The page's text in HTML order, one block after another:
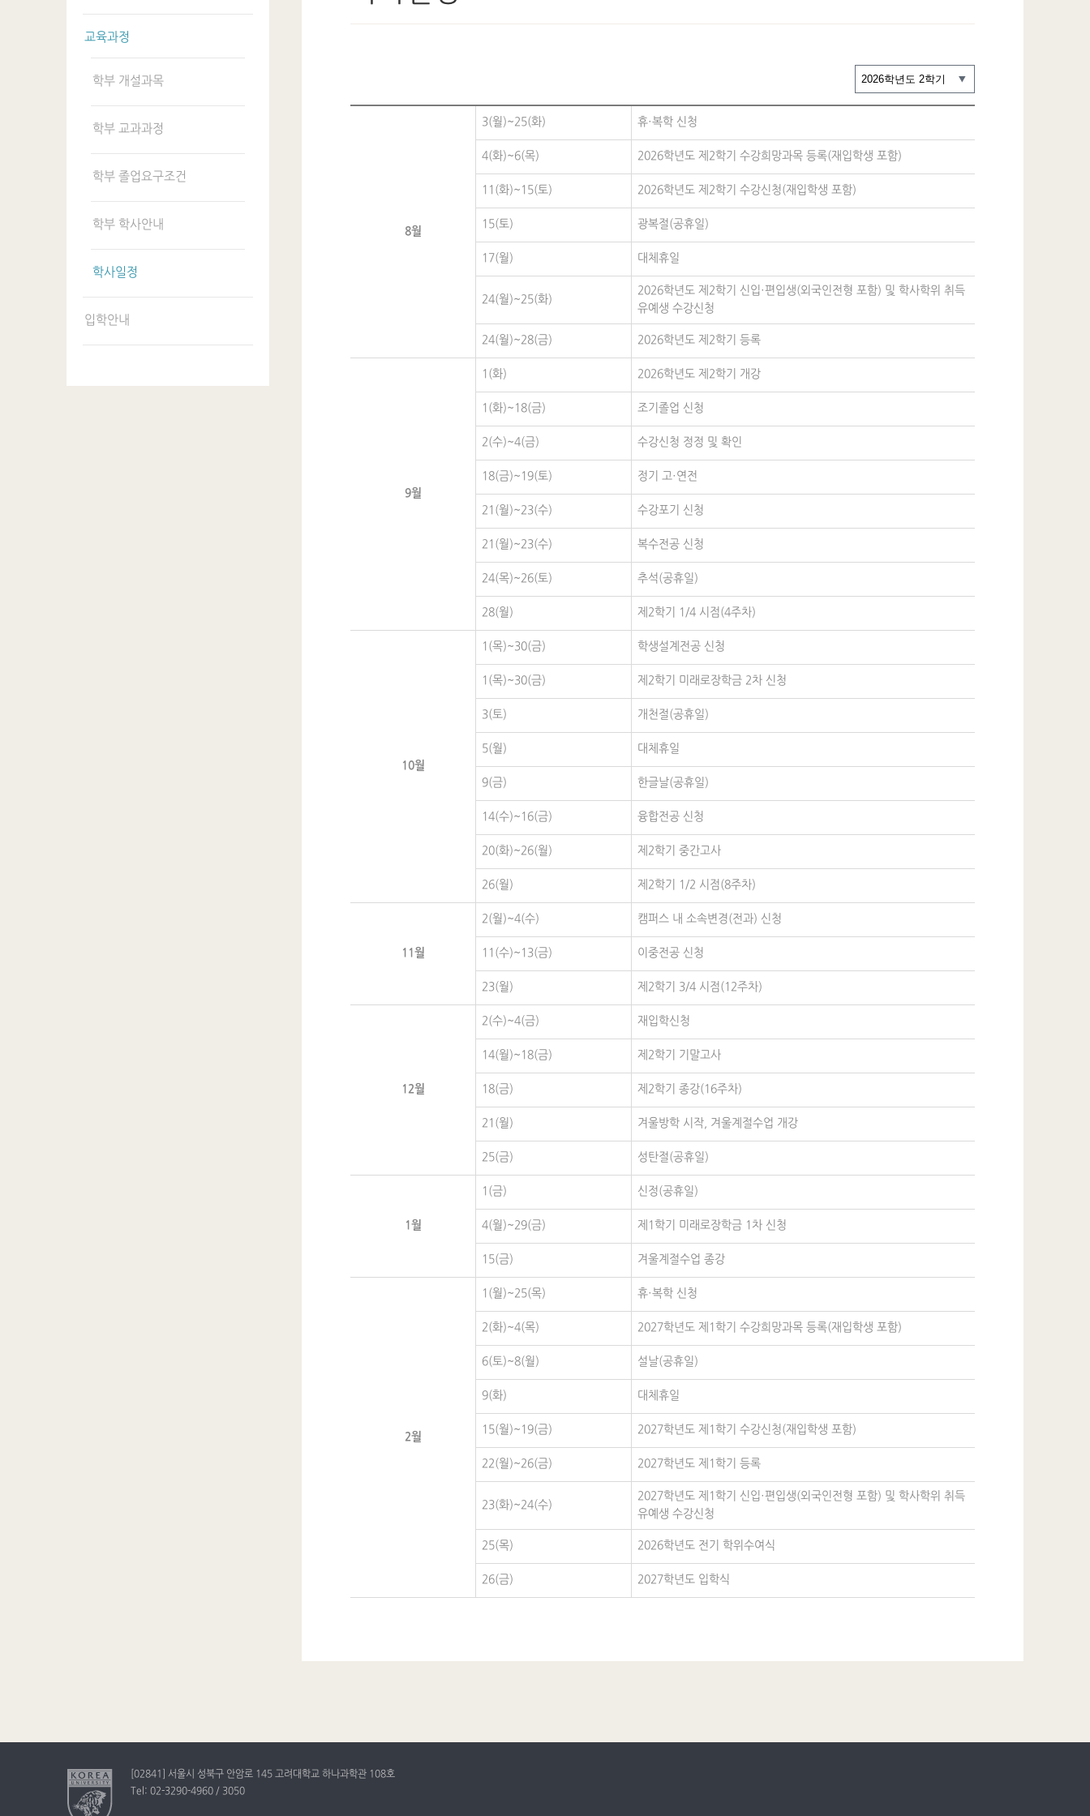
교육과정
학부 개설과목
학부 교과과정
학부 졸업요구조건
학부 학사안내
학사일정
입학안내
8월
3(월)~25(화) 휴·복학 신청
4(화)~6(목) 2026학년도 제2학기 수강희망과목 등록(재입학생 포함)
11(화)~15(토) 2026학년도 제2학기 수강신청(재입학생 포함)
15(토) 광복절(공휴일)
17(월) 대체휴일
24(월)~25(화)
2026학년도 제2학기 신입·편입생(외국인전형 포함) 및 학사학위 취득
유예생 수강신청
24(월)~28(금) 2026학년도 제2학기 등록
9월
1(화) 2026학년도 제2학기 개강
1(화)~18(금) 조기졸업 신청
2(수)~4(금) 수강신청 정정 및 확인
18(금)~19(토) 정기 고·연전
21(월)~23(수) 수강포기 신청
21(월)~23(수) 복수전공 신청
24(목)~26(토) 추석(공휴일)
28(월) 제2학기 1/4 시점(4주차)
10월
1(목)~30(금) 학생설계전공 신청
1(목)~30(금) 제2학기 미래로장학금 2차 신청
3(토) 개천절(공휴일)
5(월) 대체휴일
9(금) 한글날(공휴일)
14(수)~16(금) 융합전공 신청
20(화)~26(월) 제2학기 중간고사
26(월) 제2학기 1/2 시점(8주차)
11월
2(월)~4(수) 캠퍼스 내 소속변경(전과) 신청
11(수)~13(금) 이중전공 신청
23(월) 제2학기 3/4 시점(12주차)
12월
2(수)~4(금) 재입학신청
14(월)~18(금) 제2학기 기말고사
18(금) 제2학기 종강(16주차)
21(월) 겨울방학 시작, 겨울계절수업 개강
25(금) 성탄절(공휴일)
1월
1(금) 신정(공휴일)
4(월)~29(금) 제1학기 미래로장학금 1차 신청
15(금) 겨울계절수업 종강
2월
1(월)~25(목) 휴·복학 신청
2(화)~4(목) 2027학년도 제1학기 수강희망과목 등록(재입학생 포함)
6(토)~8(월) 설날(공휴일)
9(화) 대체휴일
15(월)~19(금) 2027학년도 제1학기 수강신청(재입학생 포함)
22(월)~26(금) 2027학년도 제1학기 등록
23(화)~24(수)
2027학년도 제1학기 신입·편입생(외국인전형 포함) 및 학사학위 취득
유예생 수강신청
25(목) 2026학년도 전기 학위수여식
26(금) 2027학년도 입학식
[02841] 서울시 성북구 안암로 145 고려대학교 하나과학관 108호
Tel: 02-3290-4960 / 3050